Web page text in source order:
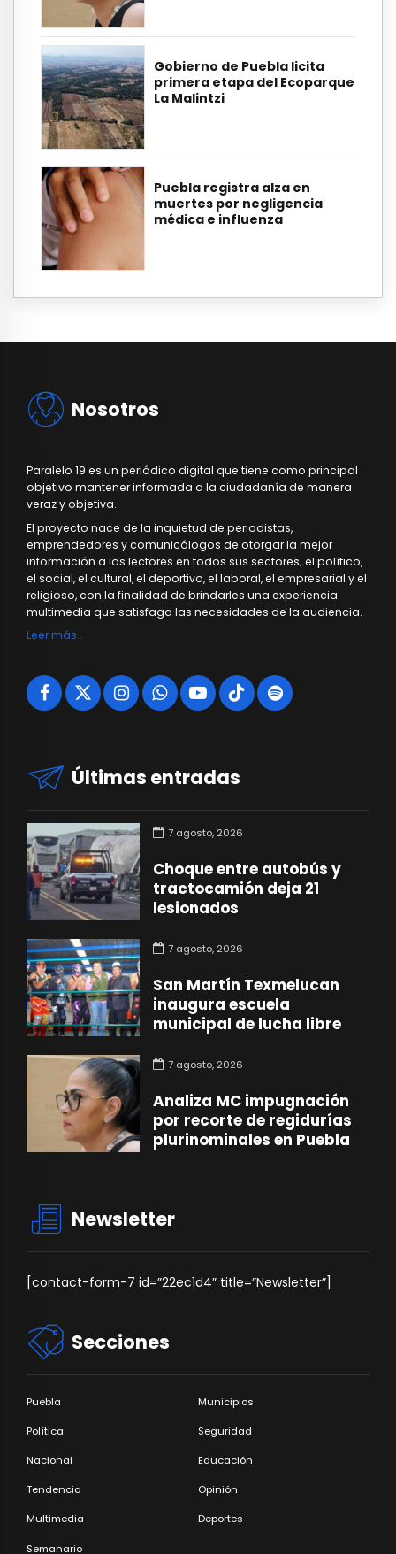
Gobierno de Puebla licita
primera etapa del Ecoparque
La Malintzi
Puebla registra alza en
muertes por negligencia
médica e influenza
Nosotros
Paralelo 19 es un periódico digital que tiene como principal
objetivo mantener informada a la ciudadanía de manera
veraz y objetiva.
El proyecto nace de la inquietud de periodistas,
emprendedores y comunicólogos de otorgar la mejor
información a los lectores en todos sus sectores; el político,
el social, el cultural, el deportivo, el laboral, el empresarial y el
religioso, con la finalidad de brindarles una experiencia
multimedia que satisfaga las necesidades de la audiencia.
Leer más…
Últimas entradas
7 agosto, 2026
Choque entre autobús y
tractocamión deja 21
lesionados
7 agosto, 2026
San Martín Texmelucan
inaugura escuela
municipal de lucha libre
7 agosto, 2026
Analiza MC impugnación
por recorte de regidurías
plurinominales en Puebla
Newsletter
[contact-form-7 id=”22ec1d4″ title=”Newsletter”]
Secciones
Puebla Municipios
Política Seguridad
Nacional Educación
Tendencia Opinión
Multimedia Deportes
Semanario